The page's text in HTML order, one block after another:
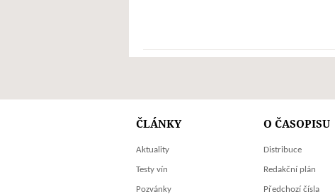
ČLÁNKY
Aktuality
Testy vín
Pozvánky
O ČASOPISU
Distribuce
Redakční plán
Předchozí čísla